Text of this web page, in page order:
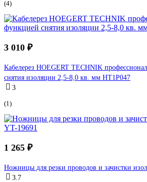
(4)
3 010 ₽
Кабелерез HOEGERT TECHNIK
снятия изоляции 2,5-8,0 кв. мм HT1P047
3
(1)
1 265 ₽
Ножницы для резки проводов и зачистки
3.7